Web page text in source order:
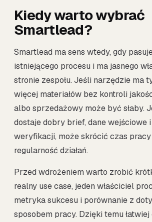
Kiedy warto wybrać
Smartlead?
Smartlead ma sens wtedy, gdy
istniejącego procesu i ma jasnego
stronie zespołu. Jeśli narzędzie ma
więcej materiałów bez kontroli
albo sprzedażowy może być słaby.
dostaje dobry brief, dane wejściowe
weryfikacji, może skrócić czas
regularność działań.
Przed wdrożeniem warto zrobić
realny use case, jeden właściciel
metryka sukcesu i porównanie z
sposobem pracy. Dzięki temu